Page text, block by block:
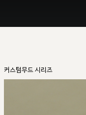
커스텀무드 시리즈